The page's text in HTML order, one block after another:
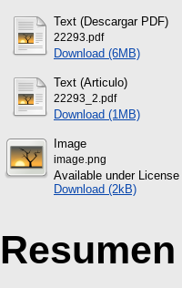
Text (Descargar PDF)
22293.pdf
Download (6MB)
Text (Articulo)
22293_2.pdf
Download (1MB)
Image
image.png
Available under License
Download (2kB)
Resumen